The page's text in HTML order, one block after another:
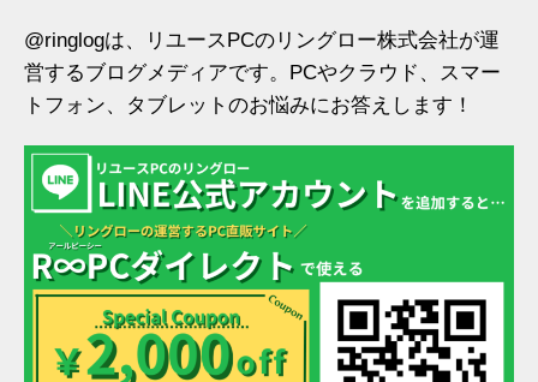
@ringlogは、リユースPCのリングロー株式会社が運
営するブログメディアです。PCやクラウド、スマー
トフォン、タブレットのお悩みにお答えします！